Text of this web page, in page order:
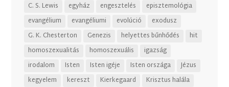
C. S. Lewis
egyház engesztelés
episztemológia
evangélium
evangéliumi evolúció
exodusz
G. K. Chesterton
Genezis helyettes bűnhődés
hit
homoszexualitás
homoszexuális
igazság
irodalom
Isten Isten igéje Isten országa
Jézus
kegyelem
kereszt Kierkegaard
Krisztus halála